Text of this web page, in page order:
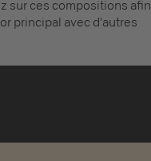
sur ces compositions afin
principal avec d'autres